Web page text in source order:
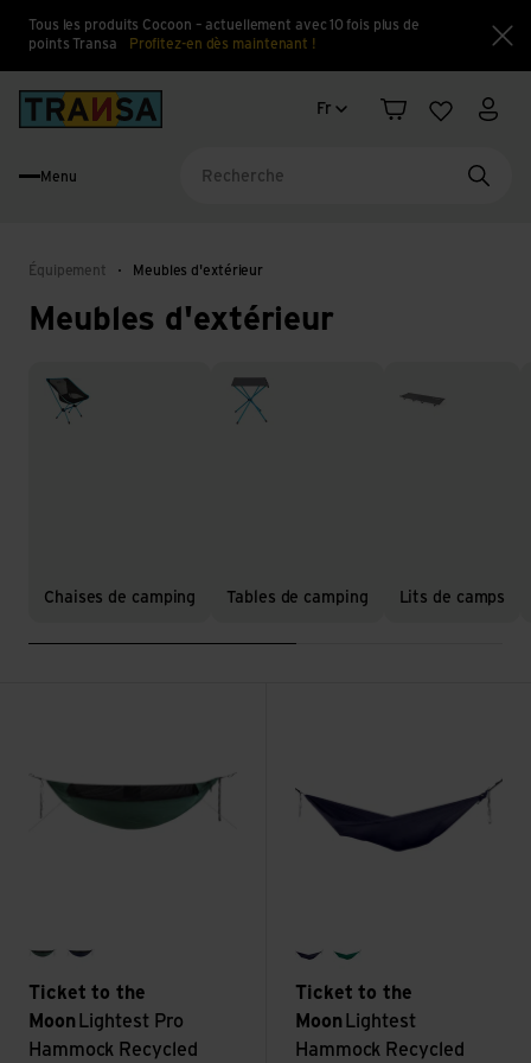
Tous les produits Cocoon – actuellement avec 10 fois plus de
points Transa
Profitez-en dès maintenant !
Changement de langue
Fr
PanierListe Mon
Menu
Équipement Meubles d'extérieur
Meubles d'extérieur
Chaises de camping
Chaises de camping
Tables de camping
Tables de camping
Lits de camps
Ticket to the
Moon Lightest Pro
Hammock Recycled
Ticket to the
Moon Lightest
Hammock Recycled